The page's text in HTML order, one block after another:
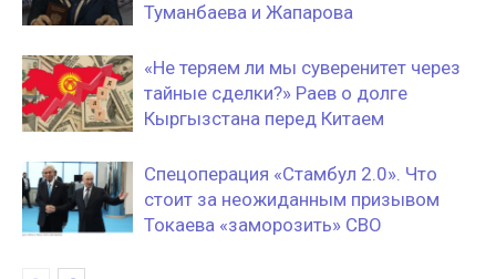
Туманбаева и Жапарова
«Не теряем ли мы суверенитет через
тайные сделки?» Раев о долге
Кыргызстана перед Китаем
Спецоперация «Стамбул 2.0». Что
стоит за неожиданным призывом
Токаева «заморозить» СВО